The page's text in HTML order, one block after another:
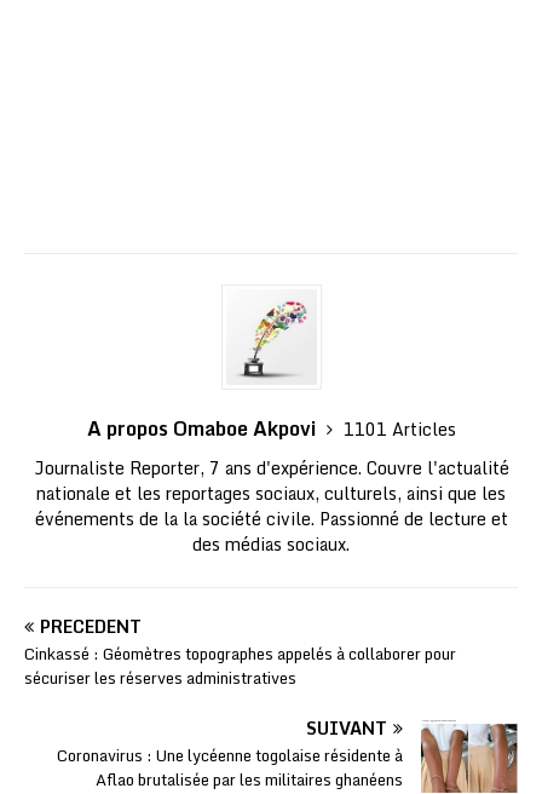
A propos Omaboe Akpovi
1101 Articles
Journaliste Reporter, 7 ans d'expérience. Couvre l'actualité
nationale et les reportages sociaux, culturels, ainsi que les
événements de la la société civile. Passionné de lecture et
des médias sociaux.
PRÉCÉDENT
Cinkassé : Géomètres topographes appelés à collaborer pour
sécuriser les réserves administratives
SUIVANT
Coronavirus : Une lycéenne togolaise résidente à
Aflao brutalisée par les militaires ghanéens